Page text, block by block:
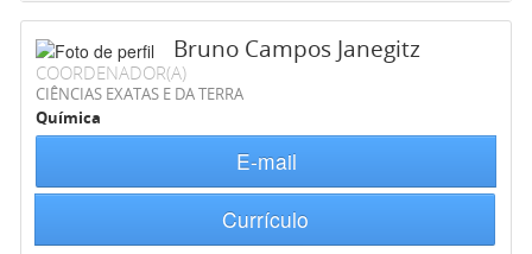
Bruno Campos Janegitz
COORDENADOR(A)
CIÊNCIAS EXATAS E DA TERRA
Química
E-mail
Currículo